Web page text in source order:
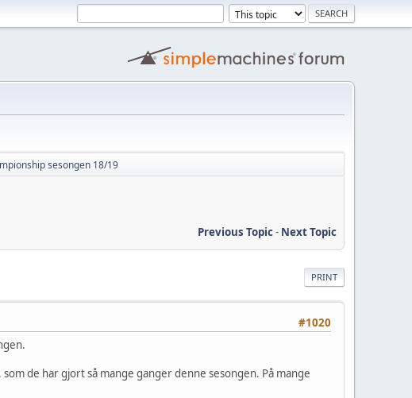
sesongen 18/19
Previous Topic- Next Topic
PRINT
#1020
de har gjort så mange ganger denne sesongen. På mange